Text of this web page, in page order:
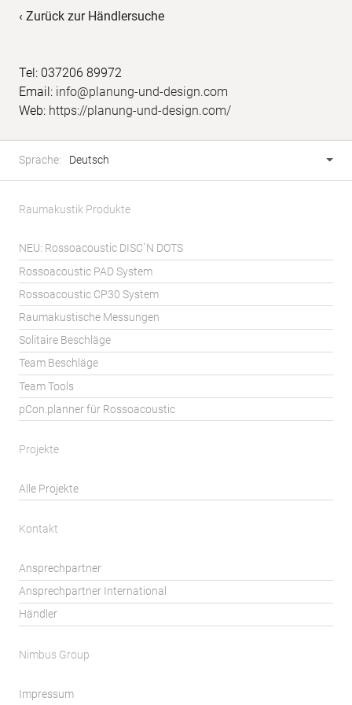
‹ Zurück zur Händlersuche
Tel: 037206 89972
Email: info@planung-und-design.com
Web: https://planung-und-design.com/
Sprache: Deutsch
Raumakustik Produkte
NEU: Rossoacoustic DISC´N DOTS
Rossoacoustic PAD System
Rossoacoustic CP30 System
Raumakustische Messungen
Solitaire Beschläge
Team Beschläge
Team Tools
pCon.planner für Rossoacoustic
Projekte
Alle Projekte
Kontakt
Ansprechpartner
Ansprechpartner International
Händler
Nimbus Group
Impressum